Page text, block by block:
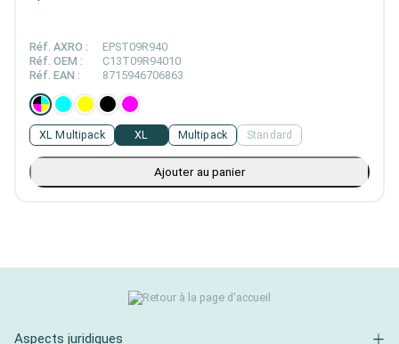
Réf. AXRO :
EPST09R940
Réf. OEM :
C13T09R94010
Réf. EAN :
8715946706863
Multipack
XL
XL Multipack Standard
Ajouter au panier
Aspects juridiques